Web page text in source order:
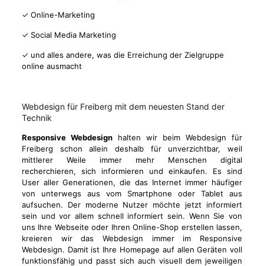
✓ Online-Marketing
✓ Social Media Marketing
✓ und alles andere, was die Erreichung der Zielgruppe
online ausmacht
Webdesign für Freiberg mit dem neuesten Stand der
Technik
Responsive Webdesignhalten wir beim Webdesign für
Freiberg schon allein deshalb für unverzichtbar, weil
mittlerer Weile immer mehr Menschen digital
recherchieren, sich informieren und einkaufen. Es sind
User aller Generationen, die das Internet immer häufiger
von unterwegs aus vom Smartphone oder Tablet aus
aufsuchen. Der moderne Nutzer möchte jetzt informiert
sein und vor allem schnell informiert sein. Wenn Sie von
uns Ihre Webseite oder Ihren Online-Shop erstellen lassen,
kreieren wir das Webdesign immer im Responsive
Webdesign. Damit ist Ihre Homepage auf allen Geräten voll
funktionsfähig und passt sich auch visuell dem jeweiligen